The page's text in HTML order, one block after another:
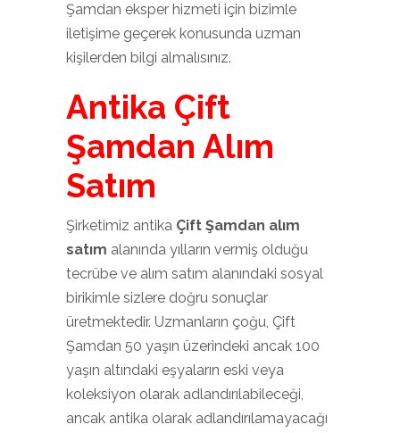
Şamdan eksper hizmeti için bizimle
iletişime geçerek konusunda uzman
kişilerden bilgi almalısınız.
Antika Çift
Şamdan Alım
Satım
Şirketimiz antika Çift Şamdan alım
satım alanında yılların vermiş olduğu
tecrübe ve alım satım alanındaki sosyal
birikimle sizlere doğru sonuçlar
üretmektedir. Uzmanların çoğu, Çift
Şamdan 50 yaşın üzerindeki ancak 100
yaşın altındaki eşyaların eski veya
koleksiyon olarak adlandırılabileceği,
ancak antika olarak adlandırılamayacağı